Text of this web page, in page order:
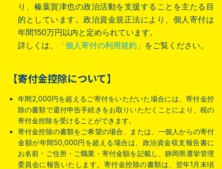
り、榛葉賀津也の政治活動を支援することを主たる目
的としています。政治資金規正法により、個人寄付は
年間150万円以内と定められています。
詳しくは、
「個人寄付の利用規約」 をご覧ください。
【寄付金控除について】
年間2,000円を超えるご寄付をいただいた場合には、寄付金控
除の書類で還付申告手続きをお取りいただくことにより、税の
寄付金控除を受けることができます。
寄付金控除の書類をご希望の場合、または、一個人からの寄付
金額が年間50,000円を超える場合は、政治資金収支報告書に
お名前・ご住所・ご職業・寄付金額を記載し、静岡県選挙管理
委員会に報告いたします。寄付金控除の書類は、翌年1月末頃